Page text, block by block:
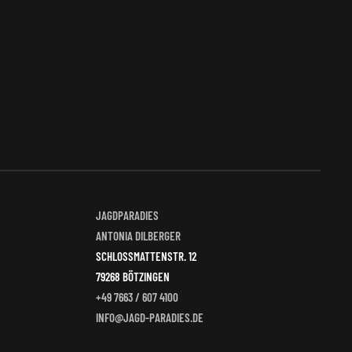
JAGDPARADIES
ANTONIA DILBERGER
SCHLOSSMATTENSTR. 12
79268 BÖTZINGEN
+49 7663 / 607 4100
INFO@JAGD-PARADIES.DE